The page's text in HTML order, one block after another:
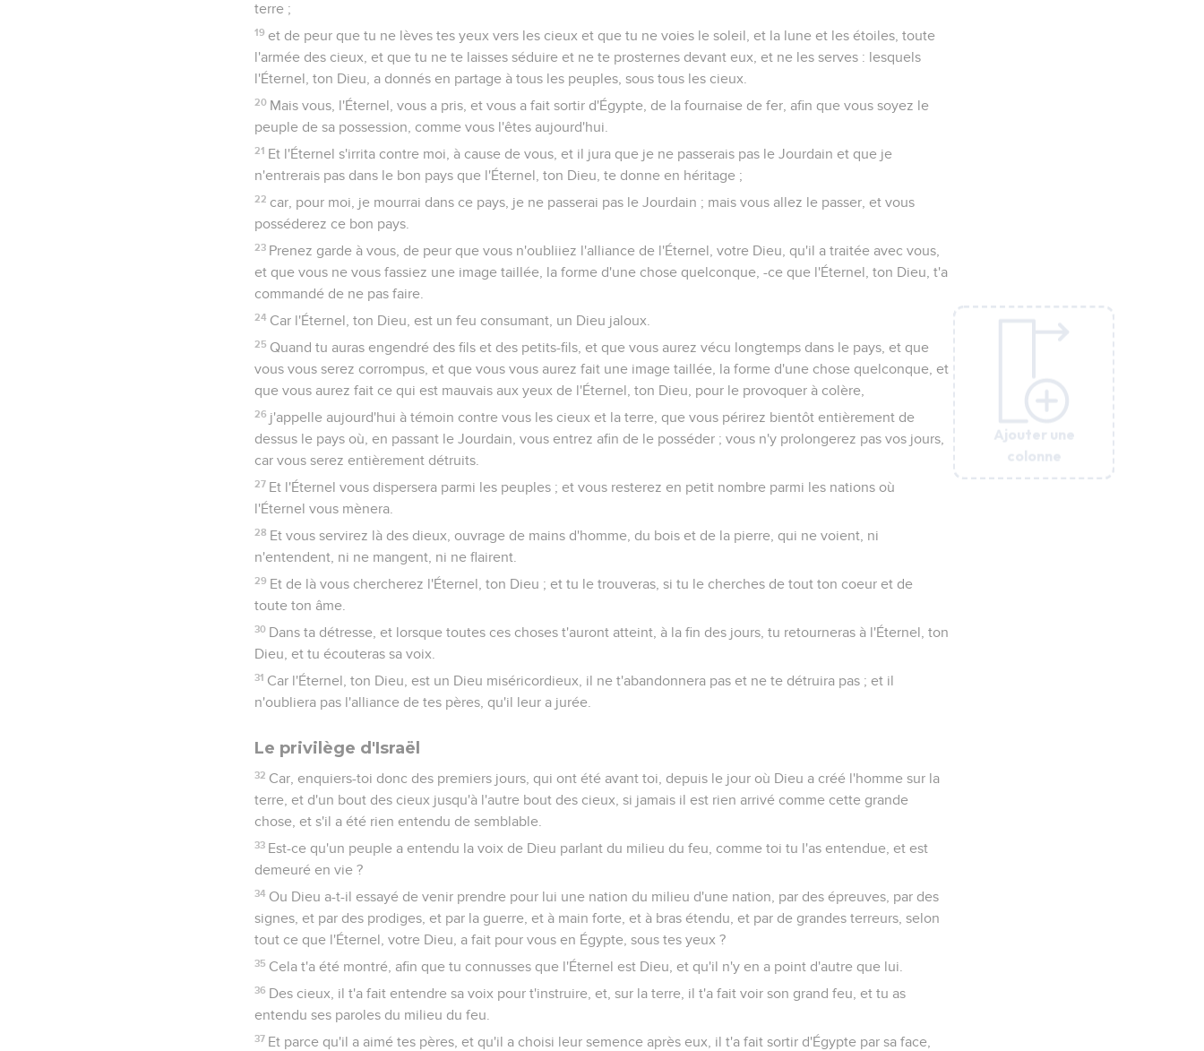
Ajouter une
colonne
terre ;
19 et de peur que tu ne lèves tes yeux vers les cieux et que tu ne voies le soleil, et la lune et les étoiles, toute
l'armée des cieux, et que tu ne te laisses séduire et ne te prosternes devant eux, et ne les serves : lesquels
l'Éternel, ton Dieu, a donnés en partage à tous les peuples, sous tous les cieux.
20 Mais vous, l'Éternel, vous a pris, et vous a fait sortir d'Égypte, de la fournaise de fer, afin que vous soyez le
peuple de sa possession, comme vous l'êtes aujourd'hui.
21 Et l'Éternel s'irrita contre moi, à cause de vous, et il jura que je ne passerais pas le Jourdain et que je
n'entrerais pas dans le bon pays que l'Éternel, ton Dieu, te donne en héritage ;
22 car, pour moi, je mourrai dans ce pays, je ne passerai pas le Jourdain ; mais vous allez le passer, et vous
posséderez ce bon pays.
23 Prenez garde à vous, de peur que vous n'oubliiez l'alliance de l'Éternel, votre Dieu, qu'il a traitée avec vous,
et que vous ne vous fassiez une image taillée, la forme d'une chose quelconque, -ce que l'Éternel, ton Dieu, t'a
commandé de ne pas faire.
24 Car l'Éternel, ton Dieu, est un feu consumant, un Dieu jaloux.
25 Quand tu auras engendré des fils et des petits-fils, et que vous aurez vécu longtemps dans le pays, et que
vous vous serez corrompus, et que vous vous aurez fait une image taillée, la forme d'une chose quelconque, et
que vous aurez fait ce qui est mauvais aux yeux de l'Éternel, ton Dieu, pour le provoquer à colère,
26 j'appelle aujourd'hui à témoin contre vous les cieux et la terre, que vous périrez bientôt entièrement de
dessus le pays où, en passant le Jourdain, vous entrez afin de le posséder ; vous n'y prolongerez pas vos jours,
car vous serez entièrement détruits.
27 Et l'Éternel vous dispersera parmi les peuples ; et vous resterez en petit nombre parmi les nations où
l'Éternel vous mènera.
28 Et vous servirez là des dieux, ouvrage de mains d'homme, du bois et de la pierre, qui ne voient, ni
n'entendent, ni ne mangent, ni ne flairent.
29 Et de là vous chercherez l'Éternel, ton Dieu ; et tu le trouveras, si tu le cherches de tout ton coeur et de
toute ton âme.
30 Dans ta détresse, et lorsque toutes ces choses t'auront atteint, à la fin des jours, tu retourneras à l'Éternel, ton
Dieu, et tu écouteras sa voix.
31 Car l'Éternel, ton Dieu, est un Dieu miséricordieux, il ne t'abandonnera pas et ne te détruira pas ; et il
n'oubliera pas l'alliance de tes pères, qu'il leur a jurée.
Le privilège d'Israël
32 Car, enquiers-toi donc des premiers jours, qui ont été avant toi, depuis le jour où Dieu a créé l'homme sur la
terre, et d'un bout des cieux jusqu'à l'autre bout des cieux, si jamais il est rien arrivé comme cette grande
chose, et s'il a été rien entendu de semblable.
33 Est-ce qu'un peuple a entendu la voix de Dieu parlant du milieu du feu, comme toi tu l'as entendue, et est
demeuré en vie ?
34 Ou Dieu a-t-il essayé de venir prendre pour lui une nation du milieu d'une nation, par des épreuves, par des
signes, et par des prodiges, et par la guerre, et à main forte, et à bras étendu, et par de grandes terreurs, selon
tout ce que l'Éternel, votre Dieu, a fait pour vous en Égypte, sous tes yeux ?
35 Cela t'a été montré, afin que tu connusses que l'Éternel est Dieu, et qu'il n'y en a point d'autre que lui.
36 Des cieux, il t'a fait entendre sa voix pour t'instruire, et, sur la terre, il t'a fait voir son grand feu, et tu as
entendu ses paroles du milieu du feu.
37 Et parce qu'il a aimé tes pères, et qu'il a choisi leur semence après eux, il t'a fait sortir d'Égypte par sa face,
Ajouter une
colonne
Ajouter une
colonne
Ajouter une
colonne
Ajouter une
colonne
Ajouter une
colonne